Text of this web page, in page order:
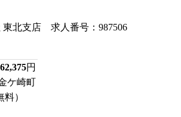
東北支店 求人番号：987506
円
ケ崎町
）